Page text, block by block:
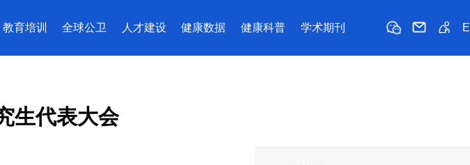
教育培训 全球公卫 人才建设 健康数据 健康科普 学术期刊
生代表大会